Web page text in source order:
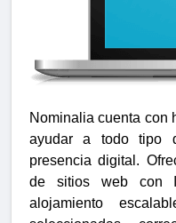
Nominalia cuenta con
ayudar a todo tipo
presencia digital.
de sitios web con
alojamiento